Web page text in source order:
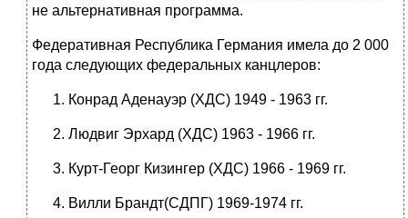
не альтернативная программа.
Федеративная Республика Германия имела до 2 000
года следующих федеральных канцлеров:
Конрад Аденауэр (ХДС) 1949 - 1963 гг.
Людвиг Эрхард (ХДС) 1963 - 1966 гг.
Курт-Георг Кизингер (ХДС) 1966 - 1969 гг.
Вилли Брандт(СДПГ) 1969-1974 гг.